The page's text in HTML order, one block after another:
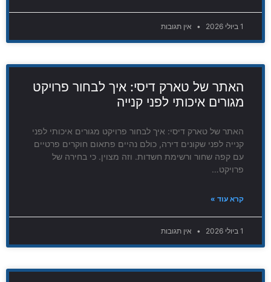
1 ביולי 2026 אין תגובות
האתר של טארק דיסי: איך לבחור פרויקט
מגורים איכותי לפני קנייה
האתר של טארק דיסי: איך לבחור פרויקט מגורים איכותי לפני
קנייה לפני שקונים דירה, כולם נהיים פתאום חוקרים פרטיים
עם קפה שחור ורשימת חשדות. וזה מצוין. כי בחירה של
פרויקט…
קרא עוד »
1 ביולי 2026 אין תגובות